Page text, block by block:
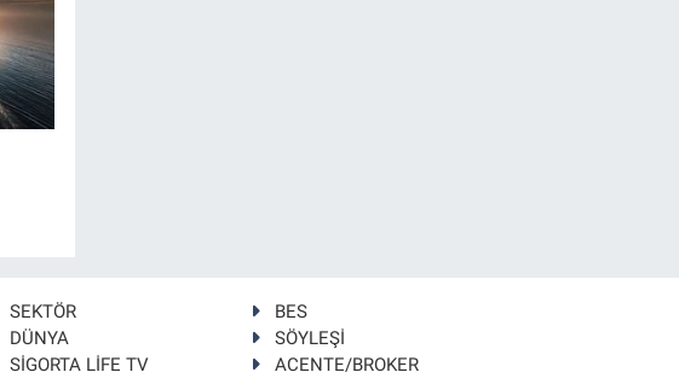
SEKTÖR
BES
DÜNYA
SÖYLEŞİ
SİGORTA LİFE TV
ACENTE/BROKER